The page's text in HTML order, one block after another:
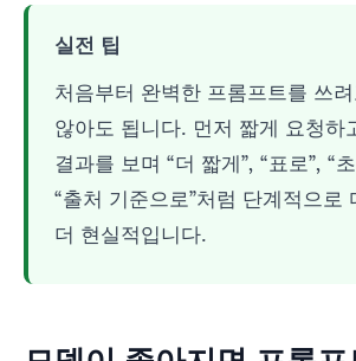
실전 팁
처음부터 완벽한 프롬프트를 쓰
않아도 됩니다. 먼저 짧게 요청하
결과를 보며 “더 짧게”, “표로”, “
“출처 기준으로”처럼 단계적으로
더 현실적입니다.